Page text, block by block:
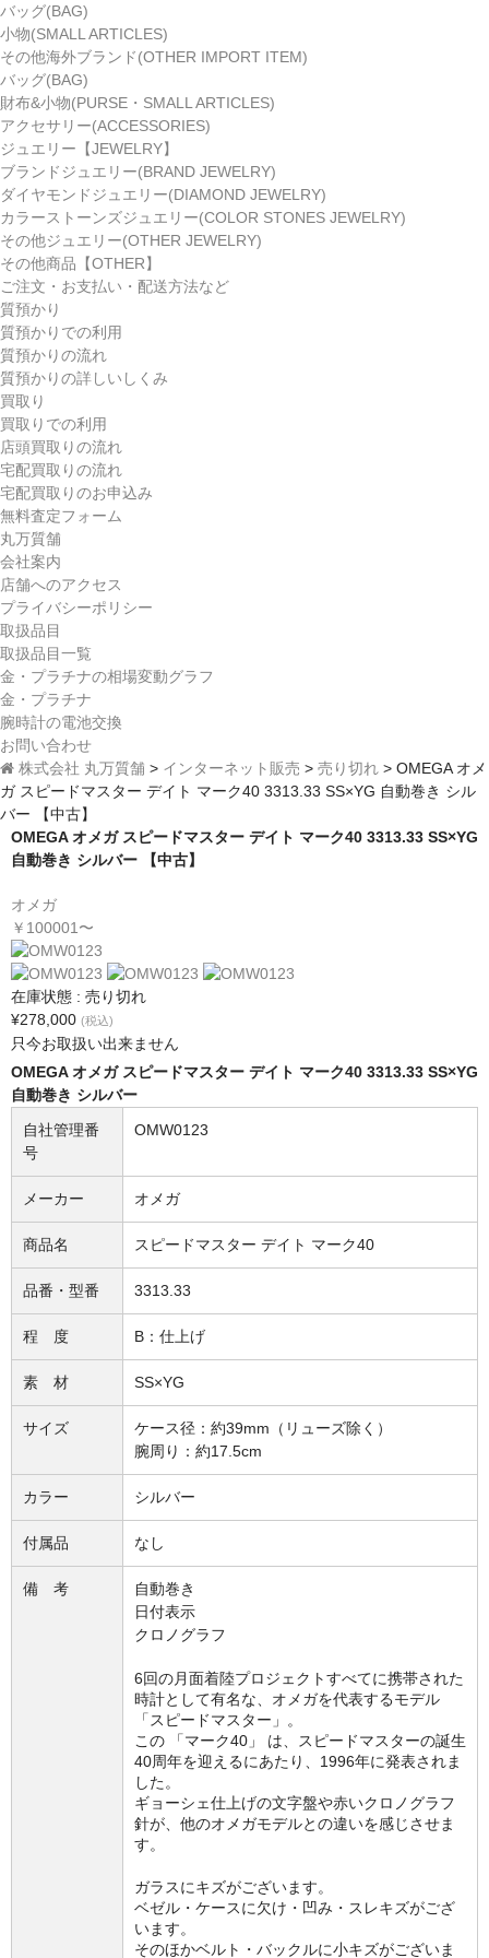
バッグ(BAG)
小物(SMALL ARTICLES)
その他海外ブランド(OTHER IMPORT ITEM)
バッグ(BAG)
財布&小物(PURSE・SMALL ARTICLES)
アクセサリー(ACCESSORIES)
ジュエリー【JEWELRY】
ブランドジュエリー(BRAND JEWELRY)
ダイヤモンドジュエリー(DIAMOND JEWELRY)
カラーストーンズジュエリー(COLOR STONES JEWELRY)
その他ジュエリー(OTHER JEWELRY)
その他商品【OTHER】
ご注文・お支払い・配送方法など
質預かり
質預かりでの利用
質預かりの流れ
質預かりの詳しいしくみ
買取り
買取りでの利用
店頭買取りの流れ
宅配買取りの流れ
宅配買取りのお申込み
無料査定フォーム
丸万質舗
会社案内
店舗へのアクセス
プライバシーポリシー
取扱品目
取扱品目一覧
金・プラチナの相場変動グラフ
金・プラチナ
腕時計の電池交換
お問い合わせ
株式会社 丸万質舗 > インターネット販売 > 売り切れ > OMEGA オメ
ガ スピードマスター デイト マーク40 3313.33 SS×YG 自動巻き シル
バー 【中古】
OMEGA オメガ スピードマスター デイト マーク40 3313.33 SS×YG
自動巻き シルバー 【中古】
オメガ
￥100001〜
在庫状態 : 売り切れ
¥278,000 (税込)
只今お取扱い出来ません
OMEGA オメガ スピードマスター デイト マーク40 3313.33 SS×YG
自動巻き シルバー
自社管理番
号
OMW0123
メーカー オメガ
商品名 スピードマスター デイト マーク40
品番・型番 3313.33
程 度 B：仕上げ
素 材 SS×YG
サイズ
ケース径：約39mm（リューズ除く）
腕周り：約17.5cm
カラー シルバー
付属品 なし
備 考
自動巻き
日付表示
クロノグラフ
6回の月面着陸プロジェクトすべてに携帯された
時計として有名な、オメガを代表するモデル
「スピードマスター」。
この 「マーク40」 は、スピードマスターの誕生
40周年を迎えるにあたり、1996年に発表されま
した。
ギョーシェ仕上げの文字盤や赤いクロノグラフ
針が、他のオメガモデルとの違いを感じさせま
す。
ガラスにキズがございます。
ベゼル・ケースに欠け・凹み・スレキズがござ
います。
そのほかベルト・バックルに小キズがございま